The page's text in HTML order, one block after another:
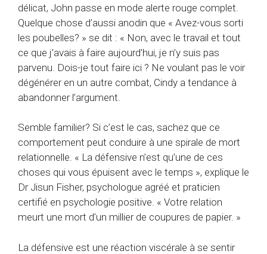
délicat, John passe en mode alerte rouge complet.
Quelque chose d’aussi anodin que « Avez-vous sorti
les poubelles? » se dit : « Non, avec le travail et tout
ce que j’avais à faire aujourd’hui, je n’y suis pas
parvenu. Dois-je tout faire ici ? Ne voulant pas le voir
dégénérer en un autre combat, Cindy a tendance à
abandonner l’argument.
Semble familier? Si c’est le cas, sachez que ce
comportement peut conduire à une spirale de mort
relationnelle. « La défensive n’est qu’une de ces
choses qui vous épuisent avec le temps », explique le
Dr Jisun Fisher, psychologue agréé et praticien
certifié en psychologie positive. « Votre relation
meurt une mort d’un millier de coupures de papier. »
La défensive est une réaction viscérale à se sentir